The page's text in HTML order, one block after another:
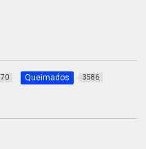
70 Queimados 3586